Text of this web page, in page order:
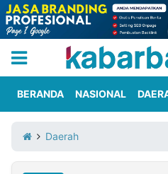
Iklan
Berita
Kami
BERANDA NASIONAL
Daerah